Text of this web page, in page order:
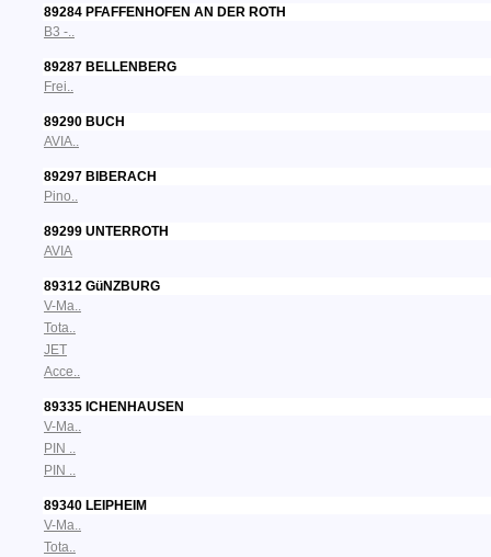
89284 PFAFFENHOFEN AN DER ROTH
B3 -..
89287 BELLENBERG
Frei..
89290 BUCH
AVIA..
89297 BIBERACH
Pino..
89299 UNTERROTH
AVIA
89312 GüNZBURG
V-Ma..
Tota..
JET
Acce..
89335 ICHENHAUSEN
V-Ma..
PIN ..
PIN ..
89340 LEIPHEIM
V-Ma..
Tota..